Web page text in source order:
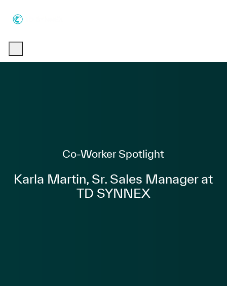
Category
Co-Worker Spotlight
Karla Martin, Sr. Sales Manager at
TD SYNNEX